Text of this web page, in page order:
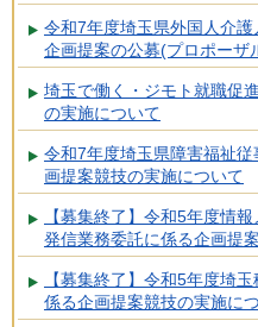
令和7年度埼玉県外国人介
企画提案の公募(プロポーザ
埼玉で働く・ジモト就職促
の実施について
令和7年度埼玉県障害福祉
画提案競技の実施について
【募集終了】令和5年度情
発信業務委託に係る企画提
【募集終了】令和5年度埼
係る企画提案競技の実施に